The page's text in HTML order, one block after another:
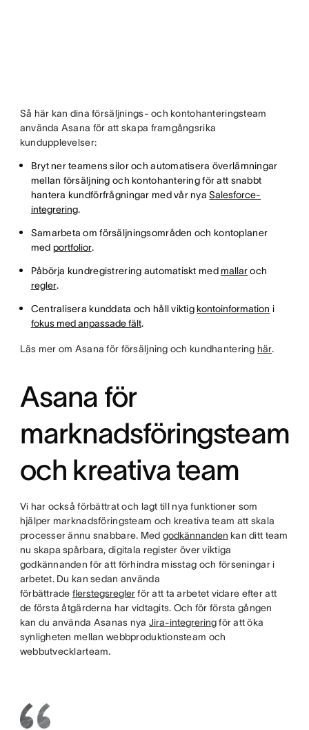
Så här kan dina försäljnings- och kontohanteringsteam
använda Asana för att skapa framgångsrika
kundupplevelser:
Bryt ner teamens silor och automatisera överlämningar
mellan försäljning och kontohantering för att snabbt
hantera kundförfrågningar med vår nyaSalesforce-
integrering.
Samarbeta om försäljningsområden och kontoplaner
med portfolior.
Påbörja kundregistrering automatiskt medmallaroch
regler.
Centralisera kunddata och håll viktigkontoinformation i
fokus med anpassade fält.
Läs mer om Asana för försäljning och kundhantering här.
Asana för
marknadsföringsteam
och kreativa team
Vi har också förbättrat och lagt till nya funktioner som
hjälper marknadsföringsteam och kreativa team att skala
processer ännu snabbare. Med godkännanden kan ditt team
nu skapa spårbara, digitala register över viktiga
godkännanden för att förhindra misstag och förseningar i
arbetet. Du kan sedan använda
förbättradeflerstegsreglerför att ta arbetet vidare efter att
de första åtgärderna har vidtagits. Och för första gången
kan du använda Asanas nya Jira-integreringför att öka
synligheten mellan webbproduktionsteam och
webbutvecklarteam.